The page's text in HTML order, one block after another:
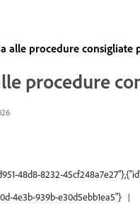
alle procedure consigliate
procedure
48d8-8232-
4e3b-939b-e30d5ebb1ea5"}